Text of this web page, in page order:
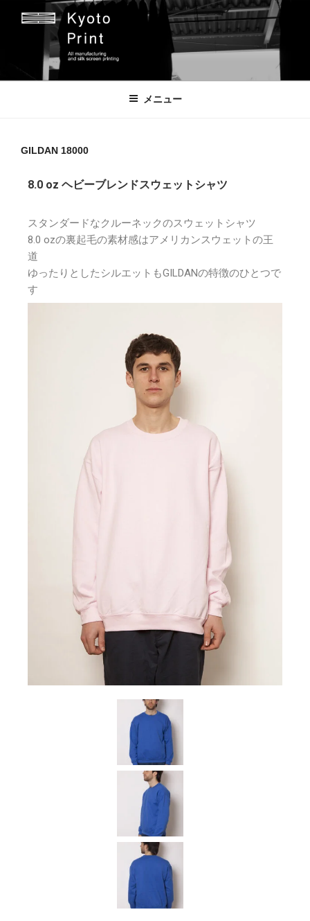
京都プリント
京都市のオリジナルプリント会社
メニュー
GILDAN 18000
8.0 oz ヘビーブレンドスウェットシャツ
スタンダードなクルーネックのスウェットシャツ
8.0 ozの裏起毛の素材感はアメリカンスウェットの王
道
ゆったりとしたシルエットもGILDANの特徴のひとつで
す